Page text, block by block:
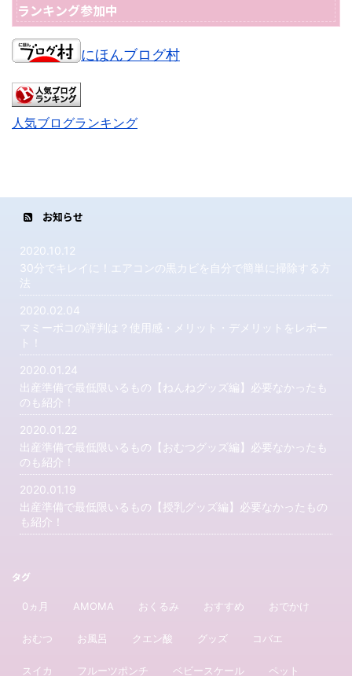
ランキング参加中
にほんブログ村
人気ブログランキング
お知らせ
2020.10.12
30分でキレイに！エアコンの黒カビを自分で簡単に掃除する方
法
2020.02.04
マミーポコの評判は？使用感・メリット・デメリットをレポー
ト！
2020.01.24
出産準備で最低限いるもの【ねんねグッズ編】必要なかったも
のも紹介！
2020.01.22
出産準備で最低限いるもの【おむつグッズ編】必要なかったも
のも紹介！
2020.01.19
出産準備で最低限いるもの【授乳グッズ編】必要なかったもの
も紹介！
タグ
0ヵ月 AMOMA おくるみ おすすめ おでかけ
おむつ お風呂 クエン酸 グッズ コバエ
スイカ フルーツポンチ ベビースケール ペット